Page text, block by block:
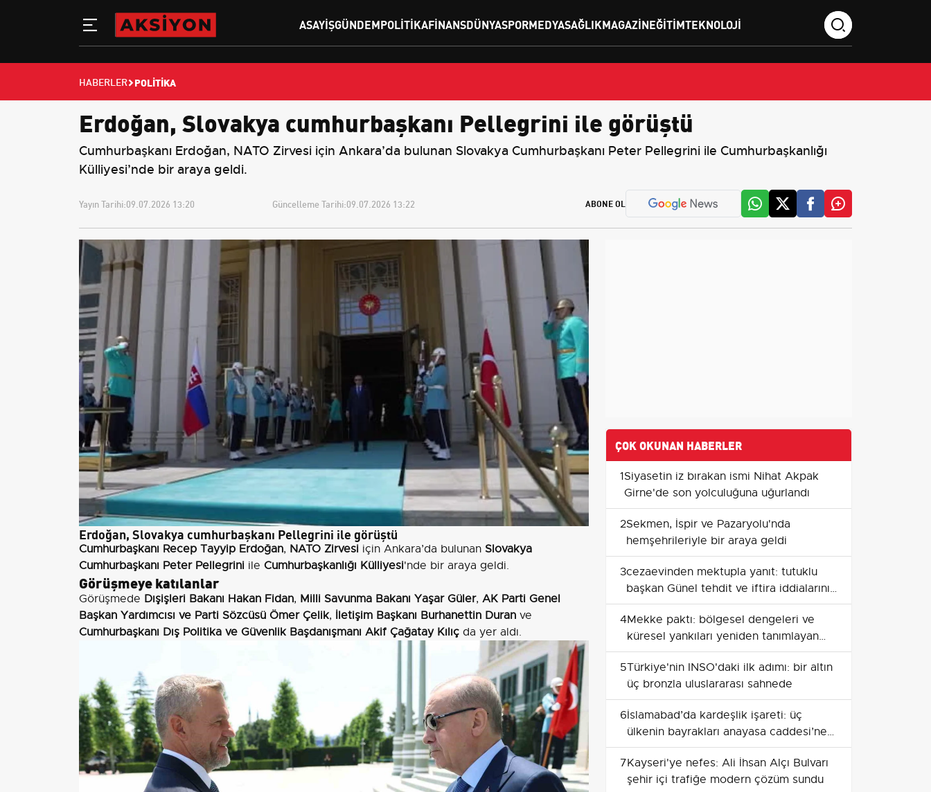
ASAYIŞGÜNDEMPOLITIKAFINANSDÜNYASPORMEDYASAĞLIKMAGAZINEĞITIMTEKNOLOJI
HABERLER POLITIKA
Erdoğan, Slovakya cumhurbaşkanı Pellegrini ile görüştü
Cumhurbaşkanı Erdoğan, NATO Zirvesi için Ankara’da bulunan Slovakya Cumhurbaşkanı Peter Pellegrini ile Cumhurbaşkanlığı
Külliyesi’nde bir araya geldi.
Yayın Tarihi:09.07.2026 13:20 Güncelleme Tarihi:09.07.2026 13:22 ABONE OL
Erdoğan, Slovakya cumhurbaşkanı Pellegrini ile görüştü
Cumhurbaşkanı Recep Tayyip Erdoğan, NATO Zirvesi için Ankara’da bulunan Slovakya
Cumhurbaşkanı Peter Pellegrini ile Cumhurbaşkanlığı Külliyesi'nde bir araya geldi.
Görüşmeye katılanlar
Görüşmede Dışişleri Bakanı Hakan Fidan, Milli Savunma Bakanı Yaşar Güler, AK Parti Genel
Başkan Yardımcısı ve Parti Sözcüsü Ömer Çelik, İletişim Başkanı Burhanettin Duran ve
Cumhurbaşkanı Dış Politika ve Güvenlik Başdanışmanı Akif Çağatay Kılıç da yer aldı.
ÇOK OKUNAN HABERLER
1Siyasetin iz bırakan ismi Nihat Akpak
Girne'de son yolculuğuna uğurlandı
2Sekmen, İspir ve Pazaryolu'nda
hemşehrileriyle bir araya geldi
3cezaevinden mektupla yanıt: tutuklu
başkan Günel tehdit ve iftira iddialarını
açıkladı
4Mekke paktı: bölgesel dengeleri ve
küresel yankıları yeniden tanımlayan
savunma ittifakı
5Türkiye'nin INSO'daki ilk adımı: bir altın
üç bronzla uluslararası sahnede
6İslamabad’da kardeşlik işareti: üç
ülkenin bayrakları anayasa caddesi’ne
çekildi
7Kayseri'ye nefes: Ali İhsan Alçı Bulvarı
şehir içi trafiğe modern çözüm sundu